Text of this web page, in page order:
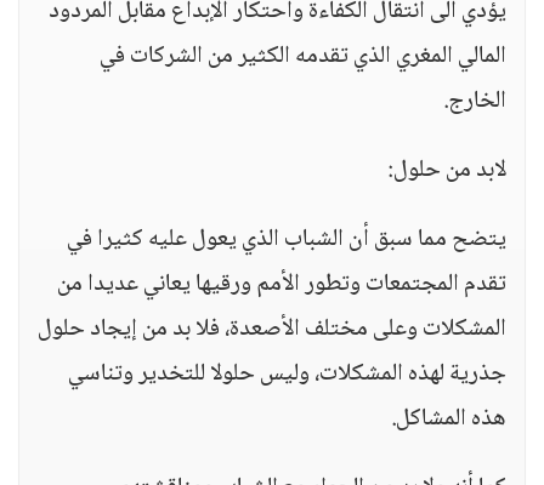
يؤدي الى انتقال الكفاءة واحتكار الإبداع مقابل المردود
المالي المغري الذي تقدمه الكثير من الشركات في
الخارج.
لابد من حلول:
يتضح مما سبق أن الشباب الذي يعول عليه كثيرا في
تقدم المجتمعات وتطور الأمم ورقيها يعاني عديدا من
المشكلات وعلى مختلف الأصعدة، فلا بد من إيجاد حلول
جذرية لهذه المشكلات، وليس حلولا للتخدير وتناسي
هذه المشاكل.